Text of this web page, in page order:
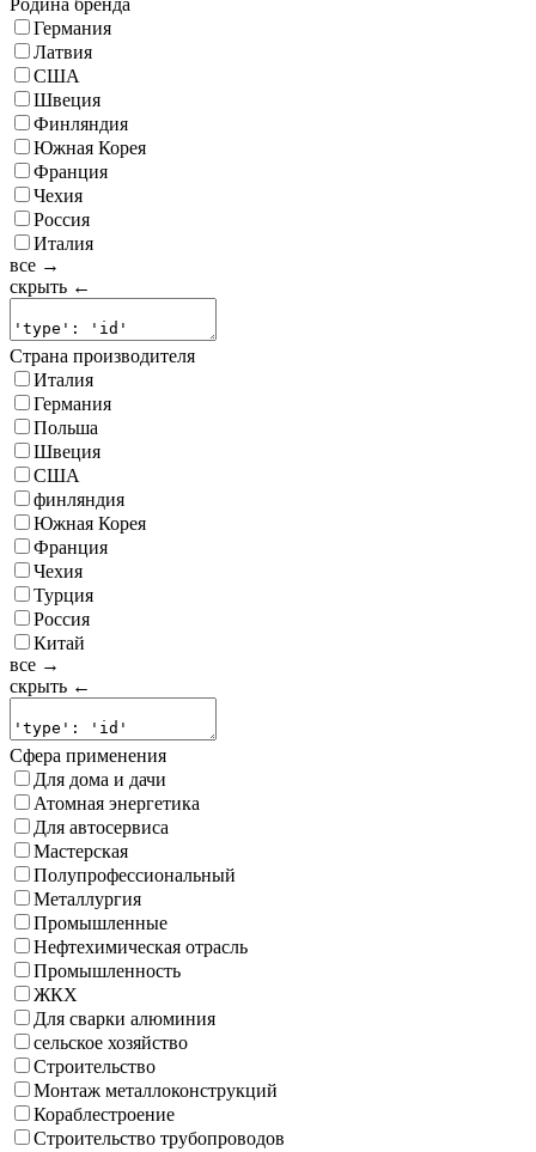
Германия
Латвия
США
Швеция
Финляндия
Южная Корея
Франция
Чехия
Россия
Италия
все →
скрыть ←
Страна производителя
Италия
Германия
Польша
Швеция
США
финляндия
Южная Корея
Франция
Чехия
Турция
Россия
Китай
все →
скрыть ←
Сфера применения
Для дома и дачи
Атомная энергетика
Для автосервиса
Мастерская
Полупрофессиональный
Металлургия
Промышленные
Нефтехимическая отрасль
Промышленность
ЖКХ
Для сварки алюминия
сельское хозяйство
Строительство
Монтаж металлоконструкций
Кораблестроение
Строительство трубопроводов